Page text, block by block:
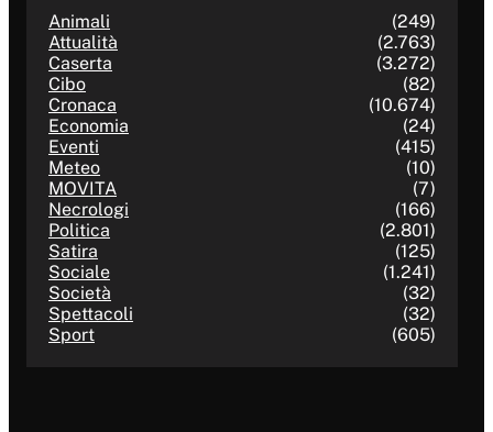
Animali
(249)
Attualità
(2.763)
Caserta
(3.272)
Cibo
(82)
Cronaca
(10.674)
Economia
(24)
Eventi
(415)
Meteo
(10)
MOVITA
(7)
Necrologi
(166)
Politica
(2.801)
Satira
(125)
Sociale
(1.241)
Società
(32)
Spettacoli
(32)
Sport
(605)